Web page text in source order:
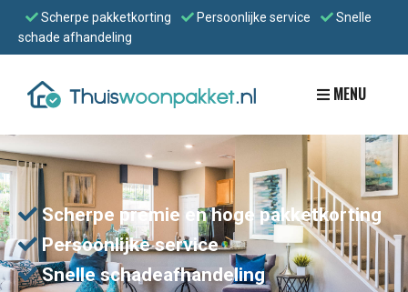
Scherpe pakketkorting Persoonlijke service
Snelle
schade afhandeling
MENU
Scherpe premie en hoge pakketkorting
Persoonlijke service
Snelle schadeafhandeling